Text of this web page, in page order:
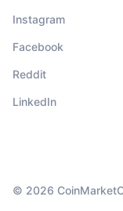
Instagram
Facebook
Reddit
LinkedIn
© 2026